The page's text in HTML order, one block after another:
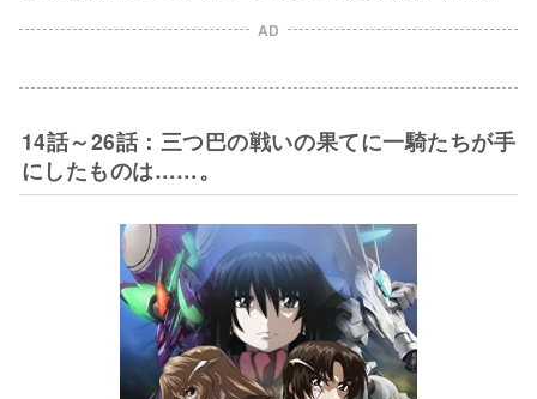
AD
14話～26話：三つ巴の戦いの果てに一騎たちが手
にしたものは……。